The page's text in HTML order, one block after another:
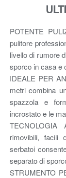
POTENTE
pulitore
livello di rumore
sporco in casa e
IDEALE PER
metri combina
spazzola e
incrostato e le
rimovibili, facili
serbatoi
separato di
STRUMENTO